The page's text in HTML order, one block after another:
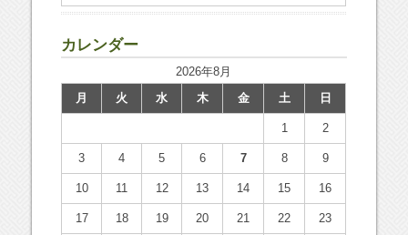
カレンダー
2026年8月
月
火 水 木 金 土 日
1 2
3 4 5 6 7 8 9
10 11 12 13 14 15 16
17 18 19 20 21 22 23